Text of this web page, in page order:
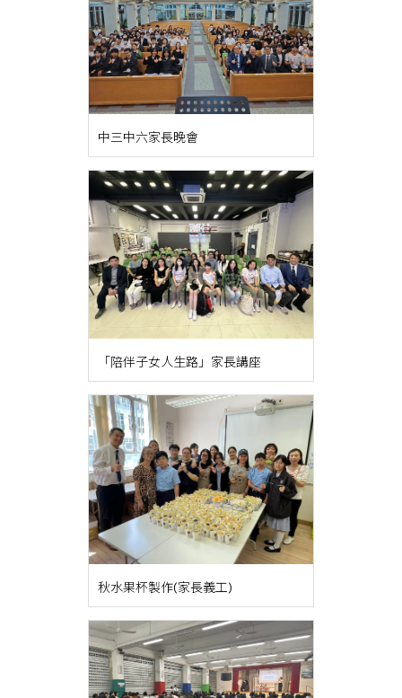
中三中六家長晚會
「陪伴子女人生路」家長講座
秋水果杯製作(家長義工)